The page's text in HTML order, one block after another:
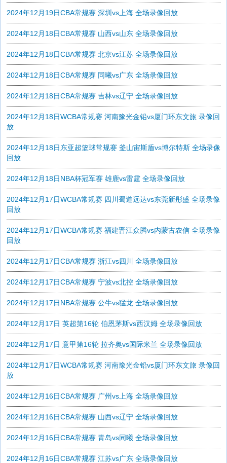
2024年12月19日CBA常规赛 深圳vs上海 全场录像回放
2024年12月18日CBA常规赛 山西vs山东 全场录像回放
2024年12月18日CBA常规赛 北京vs江苏 全场录像回放
2024年12月18日CBA常规赛 同曦vs广东 全场录像回放
2024年12月18日CBA常规赛 吉林vs辽宁 全场录像回放
2024年12月18日WCBA常规赛 河南豫光金铅vs厦门环东文旅 录像回
放
2024年12月18日东亚超篮球常规赛 釜山宙斯盾vs博尔特斯 全场录像
回放
2024年12月18日NBA杯冠军赛 雄鹿vs雷霆 全场录像回放
2024年12月17日WCBA常规赛 四川蜀道远达vs东莞新彤盛 全场录像
回放
2024年12月17日WCBA常规赛 福建晋江众腾vs内蒙古农信 全场录像
回放
2024年12月17日CBA常规赛 浙江vs四川 全场录像回放
2024年12月17日CBA常规赛 宁波vs北控 全场录像回放
2024年12月17日NBA常规赛 公牛vs猛龙 全场录像回放
2024年12月17日 英超第16轮 伯恩茅斯vs西汉姆 全场录像回放
2024年12月17日 意甲第16轮 拉齐奥vs国际米兰 全场录像回放
2024年12月17日WCBA常规赛 河南豫光金铅vs厦门环东文旅 录像回
放
2024年12月16日CBA常规赛 广州vs上海 全场录像回放
2024年12月16日CBA常规赛 山西vs辽宁 全场录像回放
2024年12月16日CBA常规赛 青岛vs同曦 全场录像回放
2024年12月16日CBA常规赛 江苏vs广东 全场录像回放